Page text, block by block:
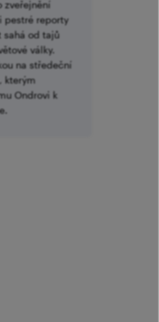
zveřejnění
pestré reporty
sahá od tajů
války.
na středeční
kterým
Ondrovi k